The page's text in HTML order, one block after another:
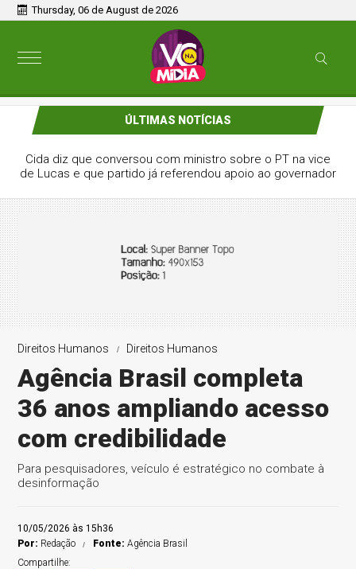
Thursday, 06 de August de 2026
ÚLTIMAS NOTÍCIAS
Na PB, ministro de Lula destaca aliança com Lucas e
afirma que grupo pode vencer eleição no 1º turno
Direitos Humanos Direitos Humanos
Agência Brasil completa
36 anos ampliando acesso
com credibilidade
Para pesquisadores, veículo é estratégico no combate à
desinformação
10/05/2026 às 15h36
Por: Redação Fonte:Agência Brasil
Compartilhe: